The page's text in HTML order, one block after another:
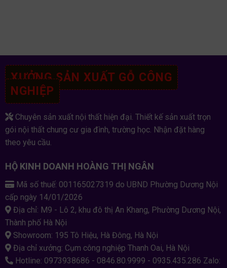
XƯỞNG SẢN XUẤT GỖ CÔNG
NGHIỆP
Chuyên sản xuất nội thất hiện đại. Thiết kế sản xuất trọn
gói nội thất chung cư gia đình, trường học. Nhận đặt hàng
theo yêu cầu.
HỘ KINH DOANH HOÀNG THỊ NGÂN
Mã số thuế: 001165027319 do UBND Phường Dương Nội
cấp ngày 14/01/2026
Địa chỉ: M9 - Lô 2, khu đô thị An Khang, Phường Dương Nội,
Thành phố Hà Nội
Showroom: 195 Tô Hiệu, Hà Đông, Hà Nội
Địa chỉ xưởng: Cụm công nghiệp Thanh Oai, Hà Nội
Hotline: 0973938686 - 0846.80.9999 - 0935.435.286 Zalo: